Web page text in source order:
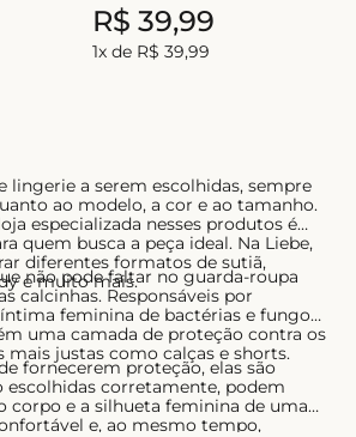
R$ 39,99
1x de R$ 39,99
lingerie a serem escolhidas, sempre
ao modelo, a cor e ao tamanho.
especializada nesses produtos é
quem busca a peça ideal. Na Liebe,
diferentes formatos de sutiã,
e muito mais.
não pode faltar no guarda-roupa
calcinhas. Responsáveis por
feminina de bactérias e fungos,
uma camada de proteção contra os
mais justas como calças e shorts.
fornecerem proteção, elas são
escolhidas corretamente, podem
corpo e a silhueta feminina de uma
e, ao mesmo tempo,